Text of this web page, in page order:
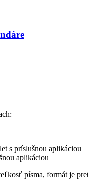
s príslušnou aplikáciou
aplikáciou
písma, formát je